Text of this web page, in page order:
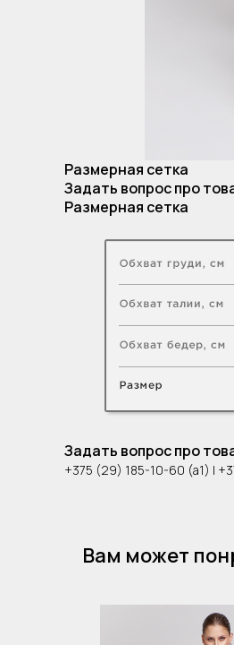
Размерная сетка
Задать вопрос про
Размерная сетка
Задать вопрос про
+375 (29) 185-10-60 (а1) |
Вам может